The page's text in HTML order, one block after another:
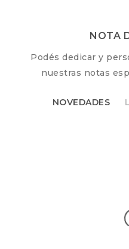
NOTA
Podés dedicar y
nuestras notas
NOVEDADES